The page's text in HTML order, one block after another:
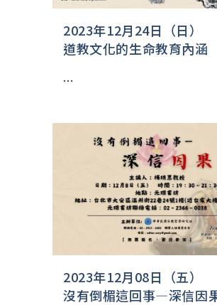
2023年12月24日（日）
道教文化的生命教育內涵
...
2023年12月08日（五）
沒有倒楣這回事—深信因